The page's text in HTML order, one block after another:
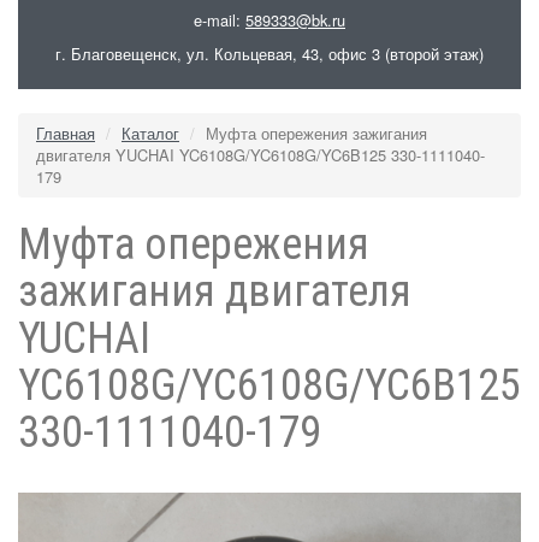
e-mail: 589333@bk.ru
г. Благовещенск, ул. Кольцевая, 43, офис 3 (второй этаж)
Главная Каталог
Муфта опережения зажигания
двигателя YUCHAI YC6108G/YC6108G/YC6B125 330-1111040-
179
Муфта опережения
зажигания двигателя
YUCHAI
YC6108G/YC6108G/YC6B125
330-1111040-179